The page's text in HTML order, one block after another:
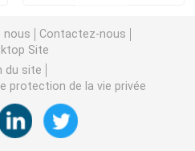
PVC
et de bâton
nous
Contactez-nous
Site
du site
protection de la vie privée